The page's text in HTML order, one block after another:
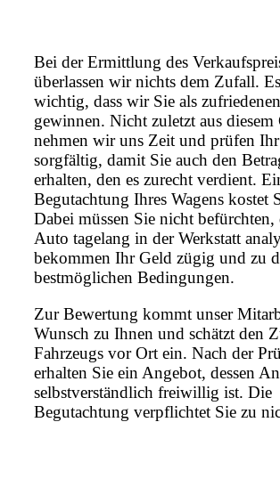
Bei der Ermittlung des
überlassen wir nichts dem Zufall.
wichtig, dass wir Sie als
gewinnen. Nicht zuletzt aus diesem
nehmen wir uns Zeit und prüfen
sorgfältig, damit Sie auch den
erhalten, den es zurecht verdient.
Begutachtung Ihres Wagens kostet
Dabei müssen Sie nicht befürchten,
Auto tagelang in der Werkstatt
bekommen Ihr Geld zügig und zu
bestmöglichen Bedingungen.
Zur Bewertung kommt unser
Wunsch zu Ihnen und schätzt den
Fahrzeugs vor Ort ein. Nach der
erhalten Sie ein Angebot, dessen
selbstverständlich freiwillig ist. Die
Begutachtung verpflichtet Sie zu